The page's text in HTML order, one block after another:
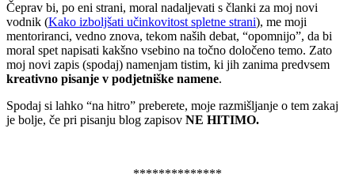
Čeprav bi, po eni strani, moral nadaljevati s članki za moj novi
vodnik (Kako izboljšati učinkovitost spletne strani), me moji
mentoriranci, vedno znova, tekom naših debat, “opomnijo”, da bi
moral spet napisati kakšno vsebino na točno določeno temo. Zato
moj novi zapis (spodaj) namenjam tistim, ki jih zanima predvsem
kreativno pisanje v podjetniške namene.
Spodaj si lahko “na hitro” preberete, moje razmišljanje o tem zakaj
je bolje, če pri pisanju blog zapisov NE HITIMO.
**************